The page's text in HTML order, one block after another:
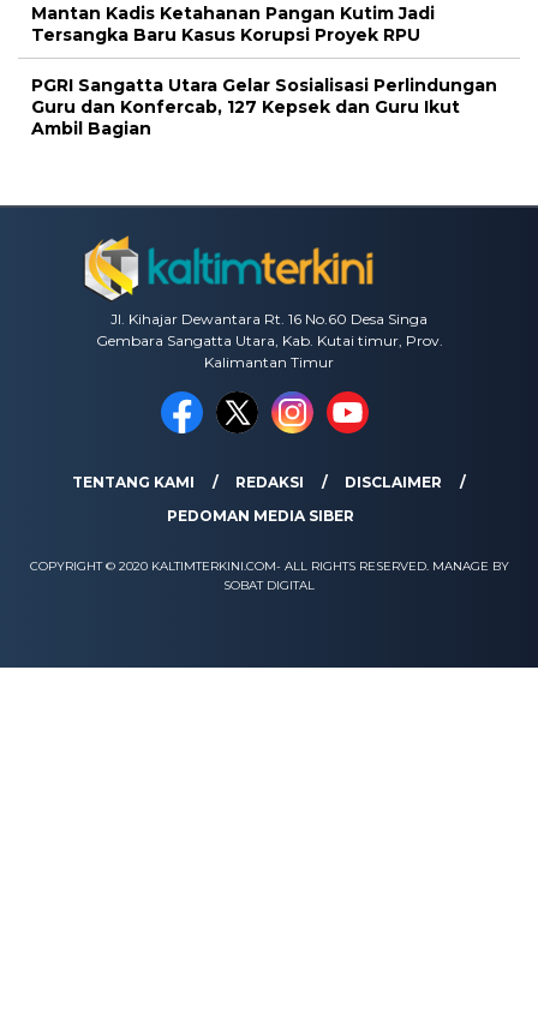
Mantan Kadis Ketahanan Pangan Kutim Jadi
Tersangka Baru Kasus Korupsi Proyek RPU
PGRI Sangatta Utara Gelar Sosialisasi Perlindungan
Guru dan Konfercab, 127 Kepsek dan Guru Ikut
Ambil Bagian
Jl. Kihajar Dewantara Rt. 16 No.60 Desa Singa
Gembara Sangatta Utara, Kab. Kutai timur, Prov.
Kalimantan Timur
TENTANG KAMI REDAKSI
DISCLAIMER
PEDOMAN MEDIA SIBER
COPYRIGHT © 2020 KALTIMTERKINI.COM- ALL RIGHTS RESERVED. MANAGE BY
SOBAT DIGITAL